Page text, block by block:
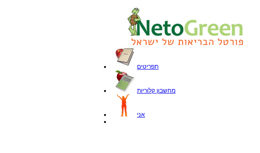
תפריטים
מחשבון קלוריות
אני